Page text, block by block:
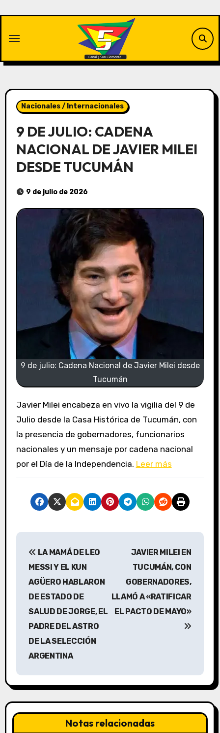
contenido
Nacionales / Internacionales
9 DE JULIO: CADENA
NACIONAL DE JAVIER MILEI
DESDE TUCUMÁN
9 de julio de 2026
9 de julio: Cadena Nacional de Javier Milei desde
Tucumán
Javier Milei encabeza en vivo la vigilia del 9 de
Julio desde la Casa Histórica de Tucumán, con
la presencia de gobernadores, funcionarios
nacionales y un mensaje por cadena nacional
por el Día de la Independencia. Leer más
N
i
ó
LA MAMÁ DE LEO
MESSI Y EL KUN
AGÜERO HABLARON
DE ESTADO DE
SALUD DE JORGE, EL
PADRE DEL ASTRO
DE LA SELECCIÓN
ARGENTINA
JAVIER MILEI EN
TUCUMÁN, CON
GOBERNADORES,
LLAMÓ A «RATIFICAR
EL PACTO DE MAYO»
Notas relacionadas